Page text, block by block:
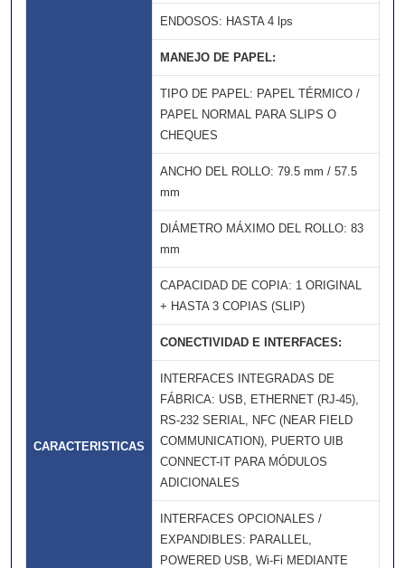
CARACTERISTICAS
ENDOSOS: HASTA 4 lps
MANEJO DE PAPEL:
TIPO DE PAPEL: PAPEL TÉRMICO /
PAPEL NORMAL PARA SLIPS O
CHEQUES
ANCHO DEL ROLLO: 79.5 mm / 57.5
mm
DIÁMETRO MÁXIMO DEL ROLLO: 83
mm
CAPACIDAD DE COPIA: 1 ORIGINAL
+ HASTA 3 COPIAS (SLIP)
CONECTIVIDAD E INTERFACES:
INTERFACES INTEGRADAS DE
FÁBRICA: USB, ETHERNET (RJ-45),
RS-232 SERIAL, NFC (NEAR FIELD
COMMUNICATION), PUERTO UIB
CONNECT-IT PARA MÓDULOS
ADICIONALES
INTERFACES OPCIONALES /
EXPANDIBLES: PARALLEL,
POWERED USB, Wi-Fi MEDIANTE